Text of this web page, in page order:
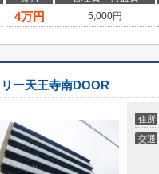
4万円 5,000円
ー天王寺南DOOR
住所
交通